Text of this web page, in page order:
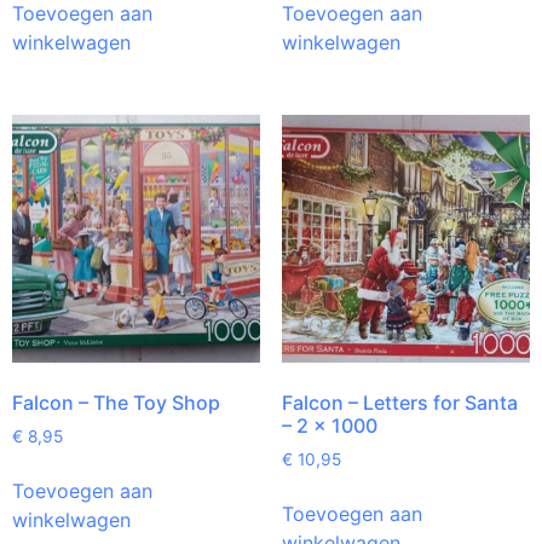
Toevoegen aan
winkelwagen
Toevoegen aan
winkelwagen
Falcon – The Toy Shop
€ 8,95
Toevoegen aan
winkelwagen
Falcon – Letters for Santa
– 2 x 1000
€ 10,95
Toevoegen aan